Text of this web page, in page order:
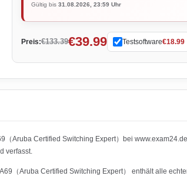
Gültig bis 31.08.2026, 23:59 Uhr
Preis:€133.39€39.99 Testsoftware€18.99
Aruba Certified Switching Expert）bei
verfasst.
（Aruba Certified Switching Expert） enthält alle